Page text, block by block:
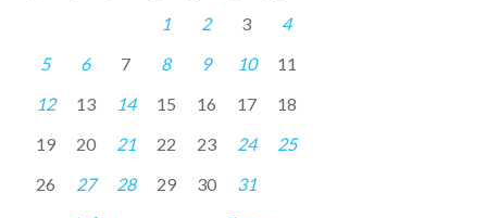
1 2 3
4
5
6 7 8 9 10
11
12
13 14 15 16 17
18
19
20 21 22 23 24
25
26
27 28 29 30 31